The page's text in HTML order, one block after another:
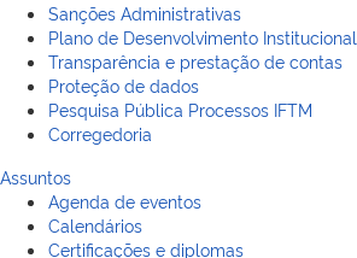
Sanções Administrativas
Plano de Desenvolvimento Institucional
Transparência e prestação de contas
Proteção de dados
Pesquisa Pública Processos IFTM
Corregedoria
Assuntos
Agenda de eventos
Calendários
Certificações e diplomas